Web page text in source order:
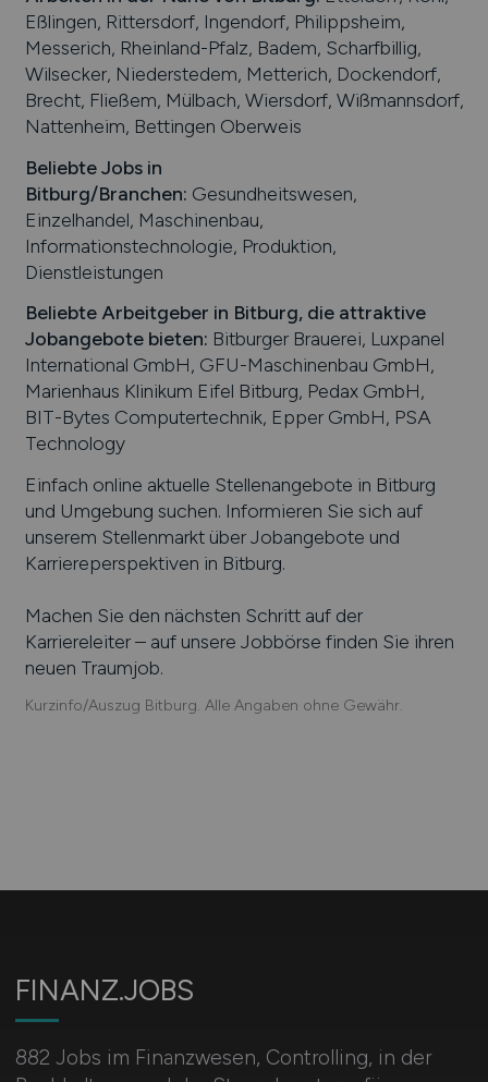
Eßlingen, Rittersdorf, Ingendorf, Philippsheim,
Messerich, Rheinland-Pfalz, Badem, Scharfbillig,
Wilsecker, Niederstedem, Metterich, Dockendorf,
Brecht, Fließem, Mülbach, Wiersdorf, Wißmannsdorf,
Nattenheim, Bettingen Oberweis
Beliebte Jobs in
Bitburg/Branchen: Gesundheitswesen,
Einzelhandel, Maschinenbau,
Informationstechnologie, Produktion,
Dienstleistungen
Beliebte Arbeitgeber in Bitburg, die attraktive
Jobangebote bieten: Bitburger Brauerei, Luxpanel
International GmbH, GFU-Maschinenbau GmbH,
Marienhaus Klinikum Eifel Bitburg, Pedax GmbH,
BIT-Bytes Computertechnik, Epper GmbH, PSA
Technology
Einfach online aktuelle Stellenangebote in Bitburg
und Umgebung suchen. Informieren Sie sich auf
unserem Stellenmarkt über Jobangebote und
Karriereperspektiven in Bitburg.
Machen Sie den nächsten Schritt auf der
Karriereleiter – auf unsere Jobbörse finden Sie ihren
neuen Traumjob.
Kurzinfo/Auszug Bitburg. Alle Angaben ohne Gewähr.
FINANZ.JOBS
882 Jobs im Finanzwesen, Controlling, in der